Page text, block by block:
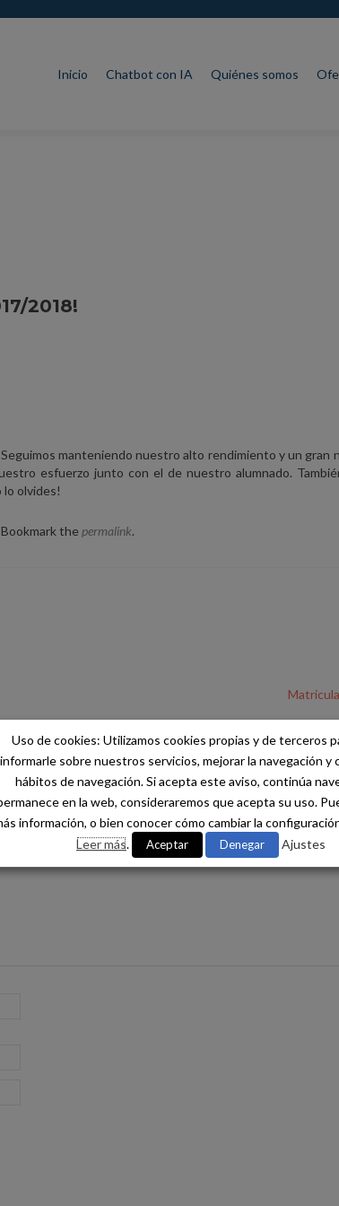
Inicio Chatbot con IA Quiénes somos
2018!
manteniendo nuestro alto rendimiento y un gran
esfuerzo junto con el de nuestro alumnado.
lo olvides!
Bookmark the permalink.
Uso de cookies: Utilizamos cookies propias y de terceros
informarle sobre nuestros servicios, mejorar la navegación y
hábitos de navegación. Si acepta este aviso, continúa
en la web, consideraremos que acepta su uso.
información, o bien conocer cómo cambiar la
Leer más. Aceptar Denegar Ajustes